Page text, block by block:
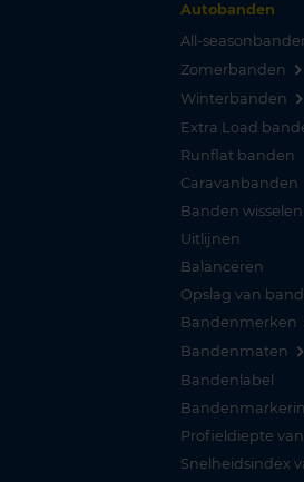
Autobanden
All-
Zomerbanden
Winterbanden
Extra Load
Runflat banden
Caravanbanden
Banden wisselen
Uitlijnen
Balanceren
Opslag van
Bandenmerken
Bandenmaten
Bandenlabel
Profieldiepte
Snelheidsindex